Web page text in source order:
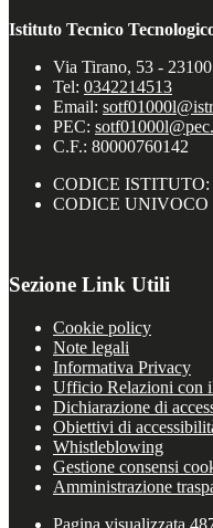
Istituto Tecnico
Via Tirano, 53 -
Tel: 0342214513
Email:
PEC:
C.F.: 80000760142
CODICE ISTITUTO:
CODICE
Sezione Link Utili
Cookie policy
Note legali
Informativa Privacy
Ufficio Relazioni con
Dichiarazione di
Obiettivi di
Whistleblowing
Gestione consensi
Amministrazione
Pagina visualizzata